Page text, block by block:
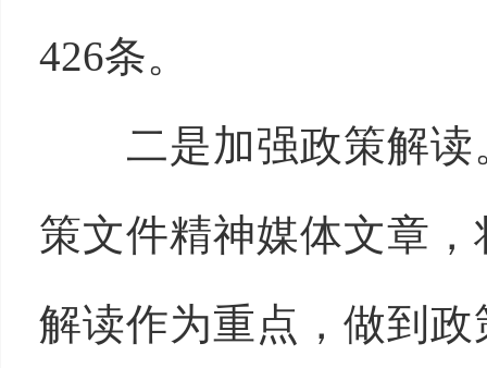
426条。
二是加强政策解读
策文件精神媒体文章
解读作为重点，做到